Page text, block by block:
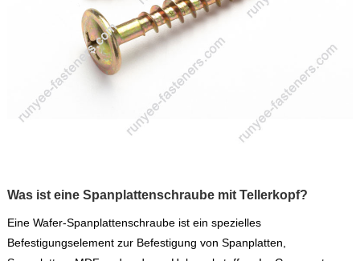
Was ist eine Spanplattenschraube mit Tellerkopf?
Eine Wafer-Spanplattenschraube ist ein spezielles
Befestigungselement zur Befestigung von Spanplatten,